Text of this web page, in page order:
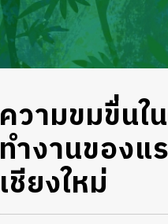
ความขมขื่นใ
ทำงานของแ
เชียงใหม่